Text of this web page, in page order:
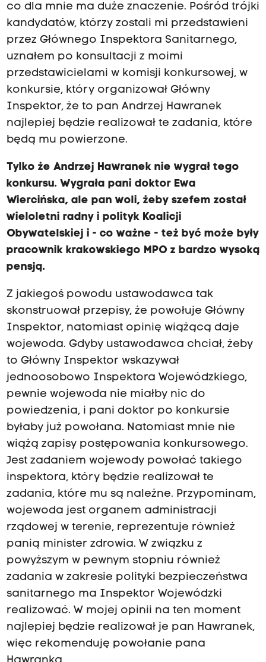
co dla mnie ma duże znaczenie. Pośród trójki
kandydatów, którzy zostali mi przedstawieni
przez Głównego Inspektora Sanitarnego,
uznałem po konsultacji z moimi
przedstawicielami w komisji konkursowej, w
konkursie, który organizował Główny
Inspektor, że to pan Andrzej Hawranek
najlepiej będzie realizował te zadania, które
będą mu powierzone.
Tylko że Andrzej Hawranek nie wygrał tego
konkursu. Wygrała pani doktor Ewa
Wiercińska, ale pan woli, żeby szefem został
wieloletni radny i polityk Koalicji
Obywatelskiej i - co ważne - też być może były
pracownik krakowskiego MPO z bardzo wysoką
pensją.
Z jakiegoś powodu ustawodawca tak
skonstruował przepisy, że powołuje Główny
Inspektor, natomiast opinię wiążącą daje
wojewoda. Gdyby ustawodawca chciał, żeby
to Główny Inspektor wskazywał
jednoosobowo Inspektora Wojewódzkiego,
pewnie wojewoda nie miałby nic do
powiedzenia, i pani doktor po konkursie
byłaby już powołana. Natomiast mnie nie
wiążą zapisy postępowania konkursowego.
Jest zadaniem wojewody powołać takiego
inspektora, który będzie realizował te
zadania, które mu są należne. Przypominam,
wojewoda jest organem administracji
rządowej w terenie, reprezentuje również
panią minister zdrowia. W związku z
powyższym w pewnym stopniu również
zadania w zakresie polityki bezpieczeństwa
sanitarnego ma Inspektor Wojewódzki
realizować. W mojej opinii na ten moment
najlepiej będzie realizował je pan Hawranek,
więc rekomenduję powołanie pana